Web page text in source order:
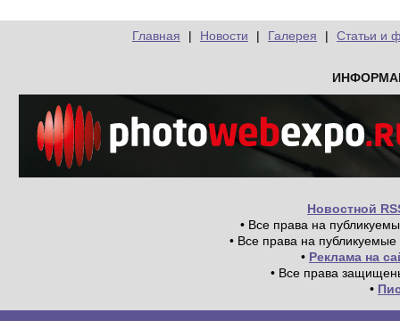
Главная | Новости | Галерея | Статьи и
Новостной
• Все права на
• Все права на
• Реклама на
• Все права
•